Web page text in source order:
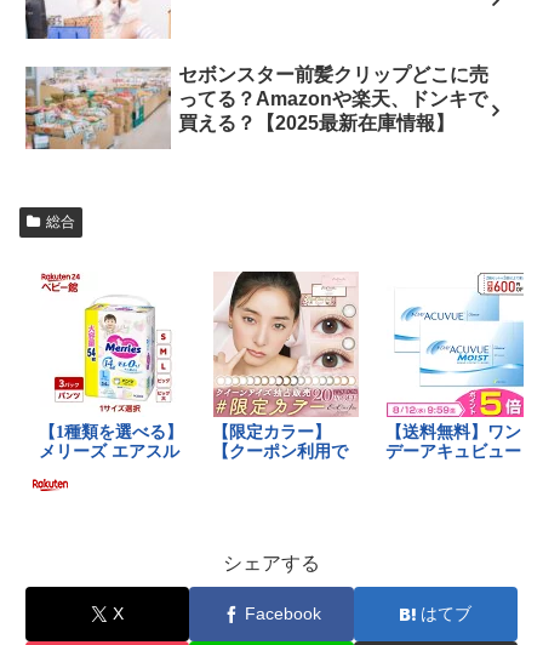
セボンスター前髪クリップどこに売
ってる？Amazonや楽天、ドンキで
買える？【2025最新在庫情報】
総合
シェアする
X Facebook はてブ